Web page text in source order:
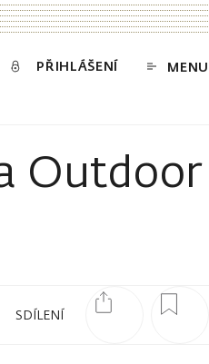
PŘIHLÁŠENÍ MENU
Outdoor
SDÍLENÍ